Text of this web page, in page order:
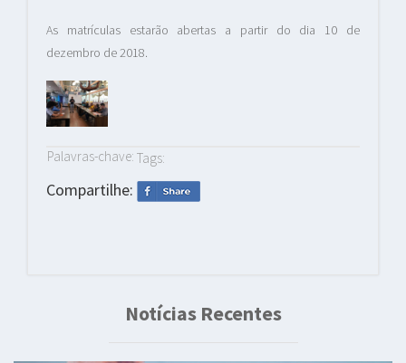
As matrículas estarão abertas a partir do dia 10 de
dezembro de 2018.
Palavras-chave: Tags:
Compartilhe:
Notícias Recentes